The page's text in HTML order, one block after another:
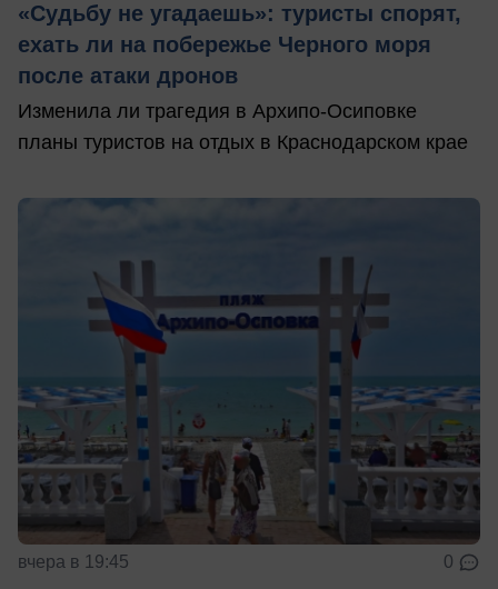
«Судьбу не угадаешь»: туристы спорят,
ехать ли на побережье Черного моря
после атаки дронов
Изменила ли трагедия в Архипо-Осиповке
планы туристов на отдых в Краснодарском крае
вчера в 19:45 0